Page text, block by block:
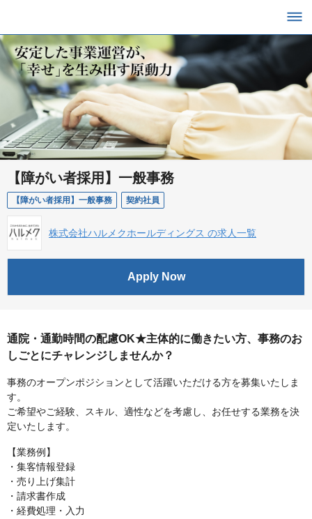
【障がい者採用】一般事務
【障がい者採用】一般事務 契約社員
株式会社ハルメクホールディングス の求人一覧
Apply Now
通院・通勤時間の配慮OK★主体的に働きたい方、事務のお
しごとにチャレンジしませんか？
事務のオープンポジションとして活躍いただける方を募集いたしま
す。
ご希望やご経験、スキル、適性などを考慮し、お任せする業務を決
定いたします。
【業務例】
・集客情報登録
・売り上げ集計
・請求書作成
・経費処理・入力